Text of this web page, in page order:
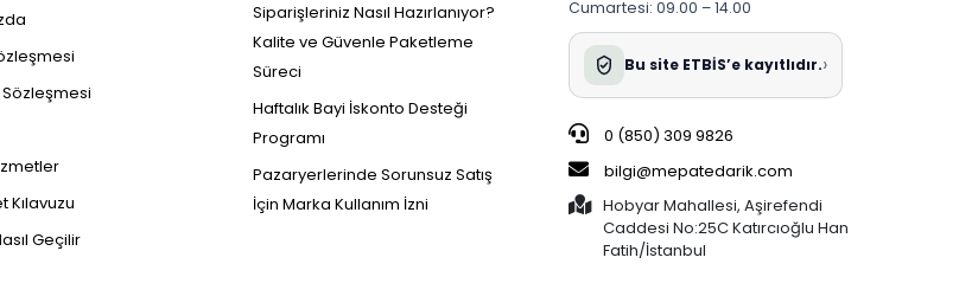
Sözleşmesi
Kılavuzu
Geçilir
Siparişleriniz Nasıl Hazırlanıyor?
Kalite ve Güvenle Paketleme
Süreci
Haftalık Bayi İskonto Desteği
Programı
Pazaryerlerinde Sorunsuz Satış
İçin Marka Kullanım İzni
Cumartesi: 09.00 – 14.00
Bu site ETBİS’e kayıtlıdır.›
0 (850) 309 9826
bilgi@mepatedarik.com
Hobyar Mahallesi, Aşirefendi
Caddesi No:25C Katırcıoğlu Han
Fatih/İstanbul